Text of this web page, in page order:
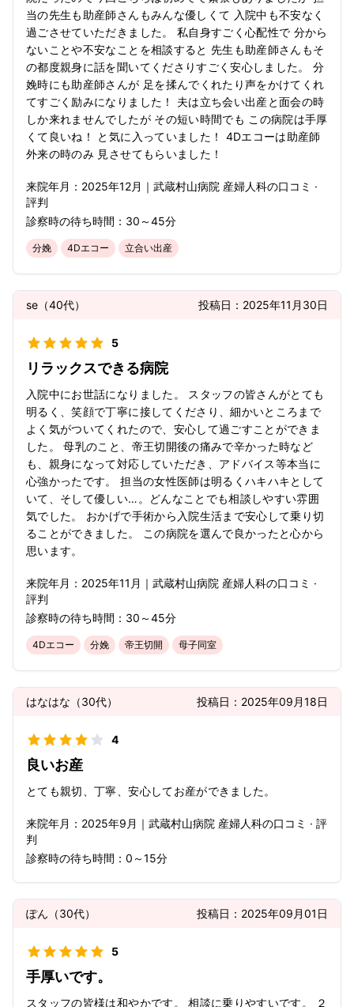
当の先生も助産師さんもみんな優しくて 入院中も不安なく
過ごさせていただきました。 私自身すごく心配性で 分から
ないことや不安なことを相談すると 先生も助産師さんもそ
の都度親身に話を聞いてくださりすごく安心しました。 分
娩時にも助産師さんが 足を揉んでくれたり声をかけてくれ
てすごく励みになりました！ 夫は立ち会い出産と面会の時
しか来れませんでしたが その短い時間でも この病院は手厚
くて良いね！ と気に入っていました！ 4Dエコーは助産師
外来の時のみ 見させてもらいました！
来院年月： 2025年12月 ｜ 武蔵村山病院 産婦人科の口コミ ·
評判
診察時の待ち時間： 30～45分
分娩 4Dエコー 立合い出産
se （40代） 投稿日： 2025年11月30日
5
リラックスできる病院
入院中にお世話になりました。 スタッフの皆さんがとても
明るく、笑顔で丁寧に接してくださり、細かいところまで
よく気がついてくれたので、安心して過ごすことができま
した。 母乳のこと、帝王切開後の痛みで辛かった時など
も、親身になって対応していただき、アドバイス等本当に
心強かったです。 担当の女性医師は明るくハキハキとして
いて、そして優しい…。どんなことでも相談しやすい雰囲
気でした。 おかげで手術から入院生活まで安心して乗り切
ることができました。 この病院を選んで良かったと心から
思います。
来院年月： 2025年11月 ｜ 武蔵村山病院 産婦人科の口コミ ·
評判
診察時の待ち時間： 30～45分
4Dエコー 分娩 帝王切開 母子同室
はなはな （30代） 投稿日： 2025年09月18日
4
良いお産
とても親切、丁寧、安心してお産ができました。
来院年月： 2025年9月 ｜ 武蔵村山病院 産婦人科の口コミ · 評
判
診察時の待ち時間： 0～15分
ぽん （30代） 投稿日： 2025年09月01日
5
手厚いです。
スタッフの皆様は和やかです。 相談に乗りやすいです。 ２